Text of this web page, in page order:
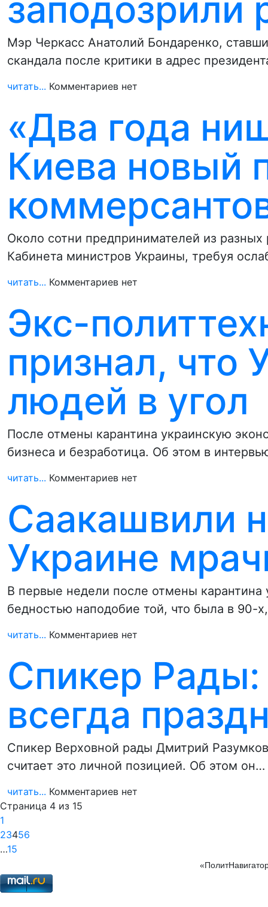
заподозрили
Мэр Черкасс Анатолий Бондаренко,
скандала после критики в адрес
читать... Комментариев нет
«Два года
Киева новый
Около сотни предпринимателей из
Кабинета министров Украины, требуя
читать... Комментариев нет
Экс-
признал, что
людей в угол
После отмены карантина украинскую
бизнеса и безработица. Об этом в
читать... Комментариев нет
Саакашвили
Украине
В первые недели после отмены
бедностью наподобие той, что была в 90-
читать... Комментариев нет
Спикер
всегда
Спикер Верховной рады Дмитрий
считает это личной позицией. Об этом он…
читать... Комментариев нет
Страница 4 из 15
1
23456
…15